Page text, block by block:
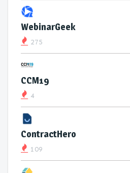
WebinarGeek
275
CCM19
4
ContractHero
109